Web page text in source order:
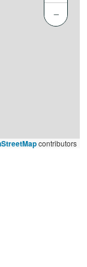
−
contributors